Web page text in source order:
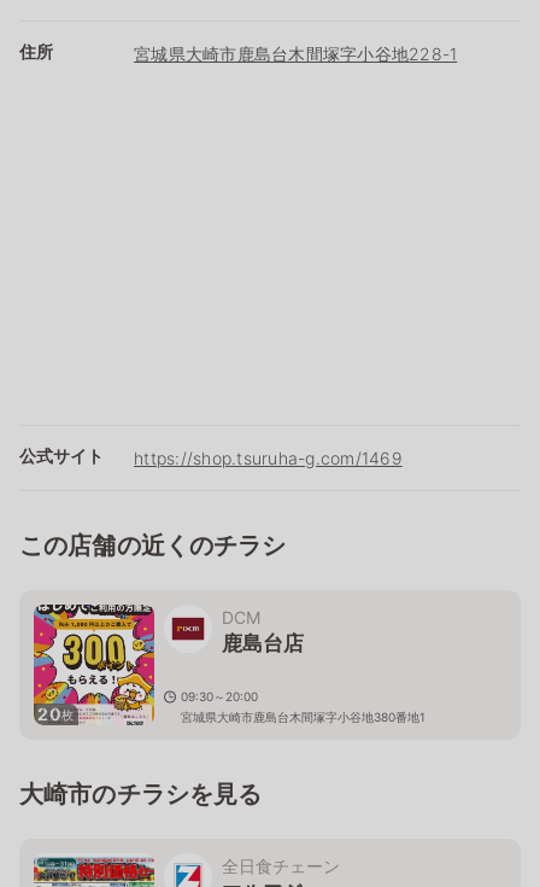
住所 宮城県大崎市鹿島台木間塚字小谷地228-1
公式サイト https://shop.tsuruha-g.com/1469
この店舗の近くのチラシ
20枚
DCM
鹿島台店
09:30～20:00
宮城県大崎市鹿島台木間塚字小谷地380番地1
大崎市のチラシを見る
全日食チェーン